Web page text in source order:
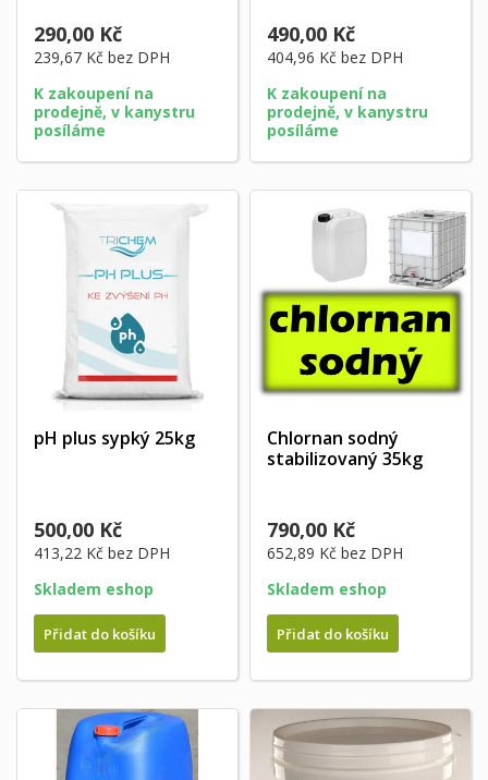
290,00 Kč
239,67 Kč bez DPH
K zakoupení na
prodejně, v kanystru
posíláme
490,00 Kč
404,96 Kč bez DPH
K zakoupení na
prodejně, v kanystru
posíláme
pH plus sypký 25kg
500,00 Kč
413,22 Kč bez DPH
Skladem eshop
Přidat do košíku
Chlornan sodný
stabilizovaný 35kg
790,00 Kč
652,89 Kč bez DPH
Skladem eshop
Přidat do košíku